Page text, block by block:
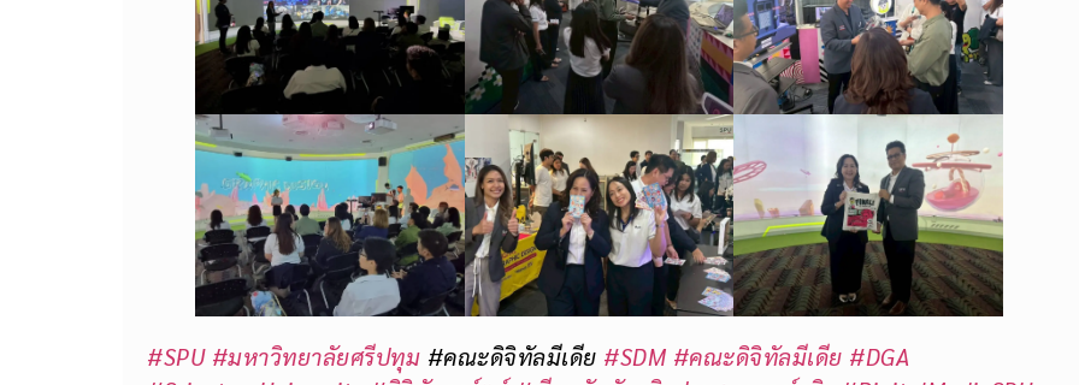
#SPU #มหาวิทยาลัยศรีปทุม #คณะดิจิทัลมีเดีย #SDM #คณะดิจิทัลมีเดีย #DGA